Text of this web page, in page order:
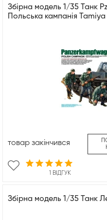
Збірна модель 1/35 Танк
Польська кампанія
1 ВІДГУК
товар закінчився
Збірна модель 1/35 Танк